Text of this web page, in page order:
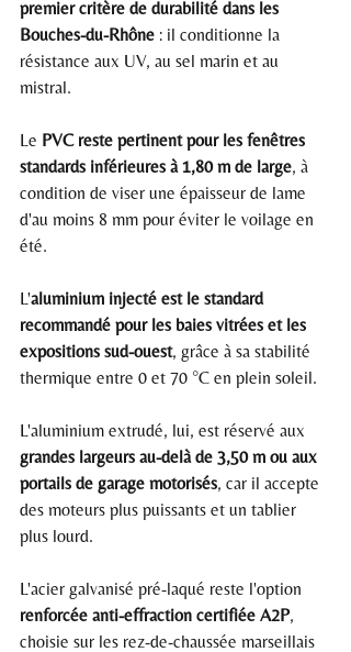
premier critère de durabilité dans les
Bouches-du-Rhône : il conditionne la
résistance aux UV, au sel marin et au
mistral.
Le PVC reste pertinent pour les fenêtres
standards inférieures à 1,80 m de large, à
condition de viser une épaisseur de lame
d'au moins 8 mm pour éviter le voilage en
été.
L'aluminium injecté est le standard
recommandé pour les baies vitrées et les
expositions sud-ouest, grâce à sa stabilité
thermique entre 0 et 70 °C en plein soleil.
L'aluminium extrudé, lui, est réservé aux
grandes largeurs au-delà de 3,50 m ou aux
portails de garage motorisés, car il accepte
des moteurs plus puissants et un tablier
plus lourd.
L'acier galvanisé pré-laqué reste l'option
renforcée anti-effraction certifiée A2P,
choisie sur les rez-de-chaussée marseillais